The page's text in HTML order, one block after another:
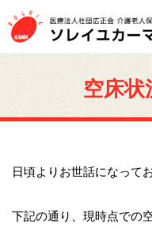
空床状
日頃よりお世話になって
下記の通り、現時点での